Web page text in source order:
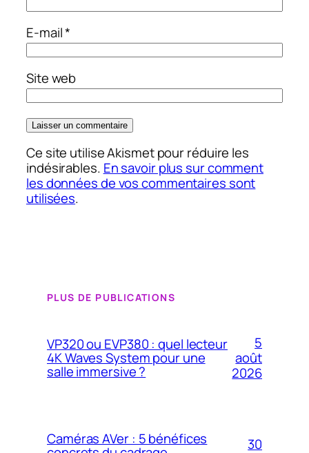
E-mail*
Site web
Ce site utilise Akismet pour réduire les
indésirables. En savoir plus sur comment
les données de vos commentaires sont
utilisées.
PLUS DE PUBLICATIONS
VP320 ou EVP380 : quel lecteur
4K Waves System pour une
salle immersive ?
5
août
2026
Caméras AVer : 5 bénéfices
30